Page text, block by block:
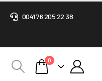
0041 76 205 22 38
0